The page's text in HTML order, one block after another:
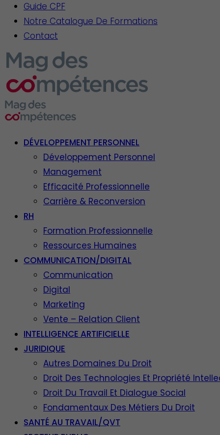
Guide CPF
Notre Catalogue De Formations
Contact
DÉVELOPPEMENT PERSONNEL
Développement Personnel
Management
Efficacité Professionnelle
Carrière & Reconversion
RH
Formation Professionnelle
Ressources Humaines
COMMUNICATION/DIGITAL
Communication
Digital
Marketing
Vente – Relation Client
INTELLIGENCE ARTIFICIELLE
JURIDIQUE
Autres Domaines Du Droit
Droit Des Technologies Et Propriété
Droit Du Travail Et Dialogue Social
Fondamentaux Des Métiers Du Droit
SANTÉ AU TRAVAIL/QVT